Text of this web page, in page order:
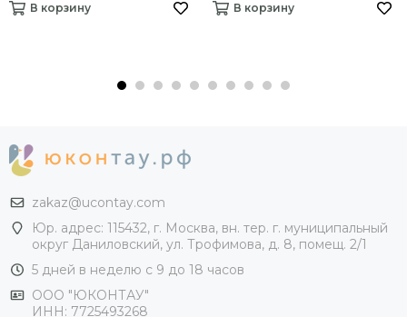
В корзину В корзину
zakaz@ucontay.com
Юр. адрес: 115432, г. Москва, вн. тер. г. муниципальный
округ Даниловский, ул. Трофимова, д. 8, помещ. 2/1
5 дней в неделю с 9 до 18 часов
ООО "ЮКОНТАУ"
ИНН: 7725493268